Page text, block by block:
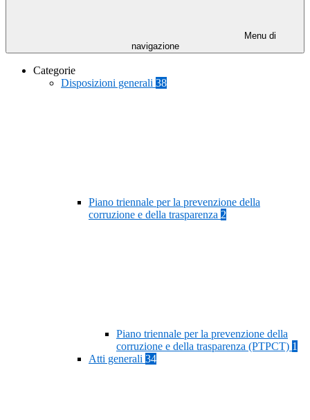
Menu di
navigazione
Categorie
Disposizioni generali 38
Piano triennale per la prevenzione della
corruzione e della trasparenza 2
Piano triennale per la prevenzione della
corruzione e della trasparenza (PTPCT) 1
Atti generali 34